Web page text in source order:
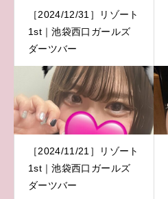
［2024/12/31］リゾート
1st｜池袋西口ガールズ
ダーツバー
［2024/11/21］リゾート
1st｜池袋西口ガールズ
ダーツバー